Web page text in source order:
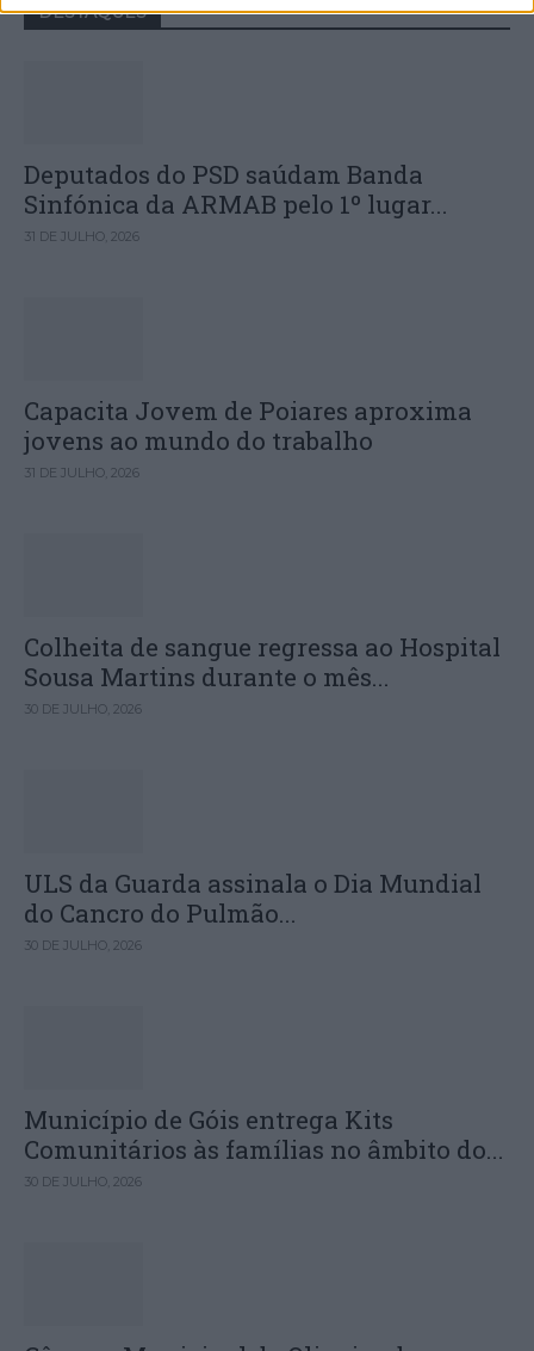
DESTAQUES
Deputados do PSD saúdam Banda
Sinfónica da ARMAB pelo 1º lugar...
31 DE JULHO, 2026
Capacita Jovem de Poiares aproxima
jovens ao mundo do trabalho
31 DE JULHO, 2026
Colheita de sangue regressa ao Hospital
Sousa Martins durante o mês...
30 DE JULHO, 2026
ULS da Guarda assinala o Dia Mundial
do Cancro do Pulmão...
30 DE JULHO, 2026
Município de Góis entrega Kits
Comunitários às famílias no âmbito do...
30 DE JULHO, 2026